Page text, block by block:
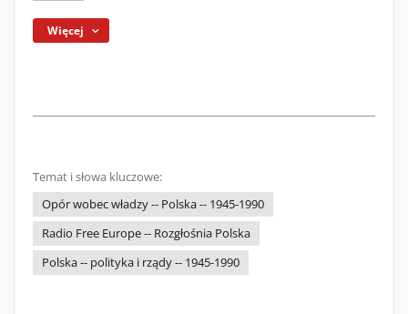
Więcej
Temat i słowa kluczowe:
Opór wobec władzy -- Polska -- 1945-1990
Radio Free Europe -- Rozgłośnia Polska
Polska -- polityka i rządy -- 1945-1990